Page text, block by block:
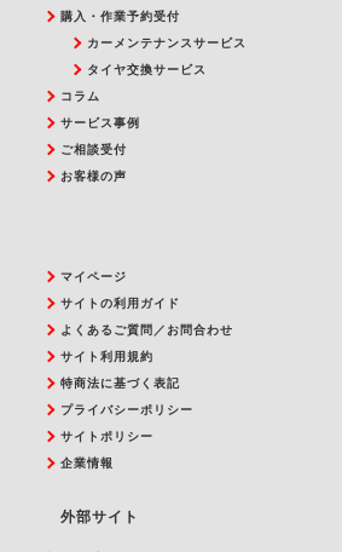
購入・作業予約受付
カーメンテナンスサービス
タイヤ交換サービス
コラム
サービス事例
ご相談受付
お客様の声
マイページ
サイトの利用ガイド
よくあるご質問／お問合わせ
サイト利用規約
特商法に基づく表記
プライバシーポリシー
サイトポリシー
企業情報
外部サイト